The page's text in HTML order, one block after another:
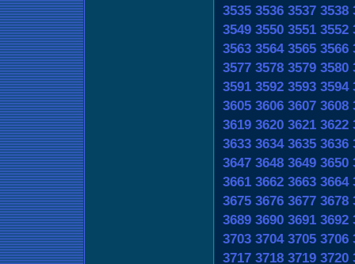
3535 3536 3537 3538
3549 3550 3551 3552
3563 3564 3565 3566
3577 3578 3579 3580
3591 3592 3593 3594
3605 3606 3607 3608
3619 3620 3621 3622
3633 3634 3635 3636
3647 3648 3649 3650
3661 3662 3663 3664
3675 3676 3677 3678
3689 3690 3691 3692
3703 3704 3705 3706
3717 3718 3719 3720